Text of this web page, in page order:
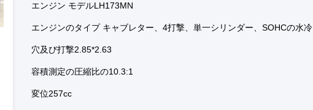
エンジン モデルLH173MN
エンジンのタイプ キャブレター、4打撃、単一シリンダー、SOHCの水冷
穴及び打撃2.85*2.63
容積測定の圧縮比の10.3:1
変位257cc